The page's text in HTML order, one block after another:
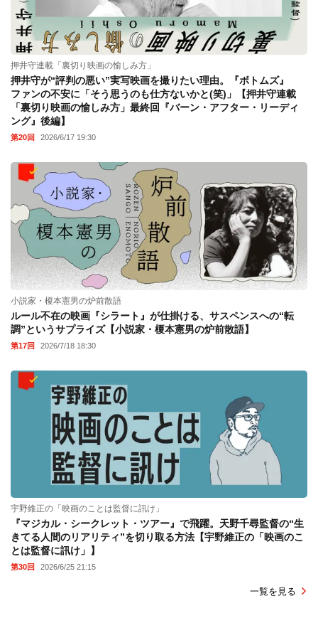
押井守連載「裏切り映画の愉しみ方」
押井守が“評判の悪い”実写映画を撮りたい理由。『ボトムズ』
ファンの不安に「そう思うのも仕方ないかと(笑)」【押井守連載
「裏切り映画の愉しみ方」最終回『バーン・アフター・リーディ
ング』後編】
第20回 2026/6/17 19:30
小説家・榎本憲男の炉前散語
ルール不在の映画『シラート』が仕掛ける、サスペンスへの“転
調”というサプライズ【小説家・榎本憲男の炉前散語】
第17回 2026/7/18 18:30
宇野維正の「映画のことは監督に訊け」
『マジカル・シークレット・ツアー』で飛躍。天野千尋監督の“生
きてる人間のリアリティ”を切り取る方法【宇野維正の「映画のこ
とは監督に訊け」】
第30回 2026/6/25 21:15
一覧を見る